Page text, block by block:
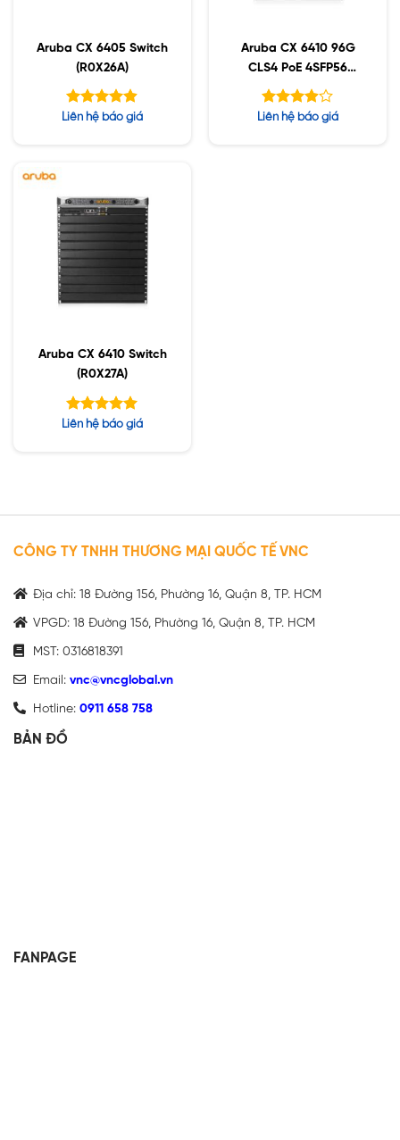
Aruba CX 6405 Switch
(R0X26A)
Được xếp
Liên hệ báo giá
Aruba CX 6410 96G
CLS4 PoE 4SFP56
(JL741A)
Được
Liên hệ báo giá
Aruba CX 6410 Switch
(R0X27A)
Được xếp
Liên hệ báo giá
CÔNG TY TNHH THƯƠNG MẠI QUỐC TẾ VNC
Địa chỉ: 18 Đường 156, Phường 16, Quận 8, TP. HCM
VPGD: 18 Đường 156, Phường 16, Quận 8, TP. HCM
MST: 0316818391
Email: vnc@vncglobal.vn
Hotline: 0911 658 758
BẢN ĐỒ
FANPAGE